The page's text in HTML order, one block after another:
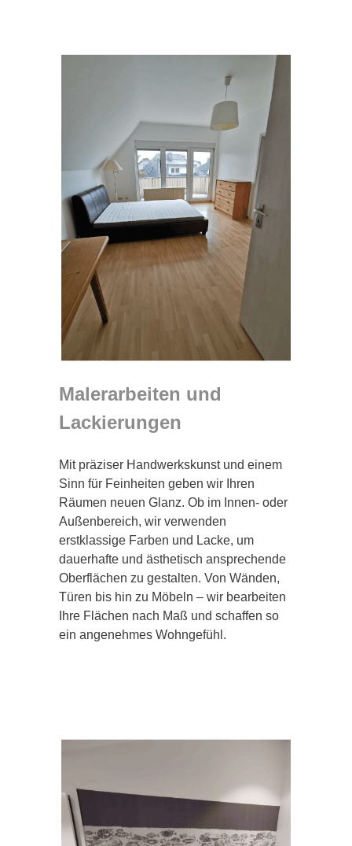
Malerarbeiten und
Lackierungen
Mit präziser Handwerkskunst und einem
Sinn für Feinheiten geben wir Ihren
Räumen neuen Glanz. Ob im Innen- oder
Außenbereich, wir verwenden
erstklassige Farben und Lacke, um
dauerhafte und ästhetisch ansprechende
Oberflächen zu gestalten. Von Wänden,
Türen bis hin zu Möbeln – wir bearbeiten
Ihre Flächen nach Maß und schaffen so
ein angenehmes Wohngefühl.